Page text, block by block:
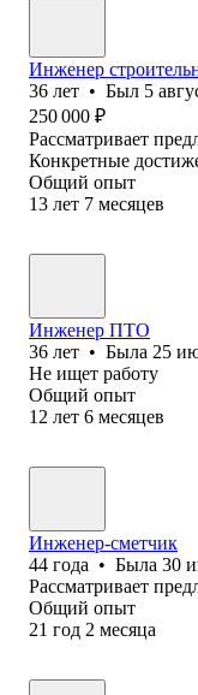
Инженер
36 лет • Был 5
250 000 ₽
Рассматривает
Конкретные
Общий опыт
13 лет 7 месяцев
Инженер ПТО
36 лет • Была 25
Не ищет работу
Общий опыт
12 лет 6 месяцев
Инженер-сметчик
44 года • Была 30
Рассматривает
Общий опыт
21 год 2 месяца